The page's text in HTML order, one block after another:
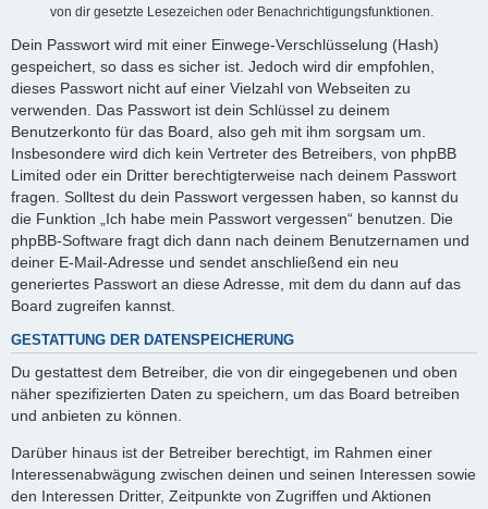
von dir gesetzte Lesezeichen oder Benachrichtigungsfunktionen.
Dein Passwort wird mit einer Einwege-Verschlüsselung (Hash)
gespeichert, so dass es sicher ist. Jedoch wird dir empfohlen,
dieses Passwort nicht auf einer Vielzahl von Webseiten zu
verwenden. Das Passwort ist dein Schlüssel zu deinem
Benutzerkonto für das Board, also geh mit ihm sorgsam um.
Insbesondere wird dich kein Vertreter des Betreibers, von phpBB
Limited oder ein Dritter berechtigterweise nach deinem Passwort
fragen. Solltest du dein Passwort vergessen haben, so kannst du
die Funktion „Ich habe mein Passwort vergessen“ benutzen. Die
phpBB-Software fragt dich dann nach deinem Benutzernamen und
deiner E-Mail-Adresse und sendet anschließend ein neu
generiertes Passwort an diese Adresse, mit dem du dann auf das
Board zugreifen kannst.
GESTATTUNG DER DATENSPEICHERUNG
Du gestattest dem Betreiber, die von dir eingegebenen und oben
näher spezifizierten Daten zu speichern, um das Board betreiben
und anbieten zu können.
Darüber hinaus ist der Betreiber berechtigt, im Rahmen einer
Interessenabwägung zwischen deinen und seinen Interessen sowie
den Interessen Dritter, Zeitpunkte von Zugriffen und Aktionen